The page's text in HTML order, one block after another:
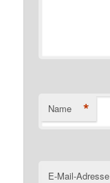
Name *
E-Mail-Adresse